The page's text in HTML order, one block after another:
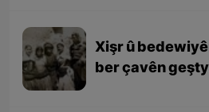
Xişr û
ber çavên